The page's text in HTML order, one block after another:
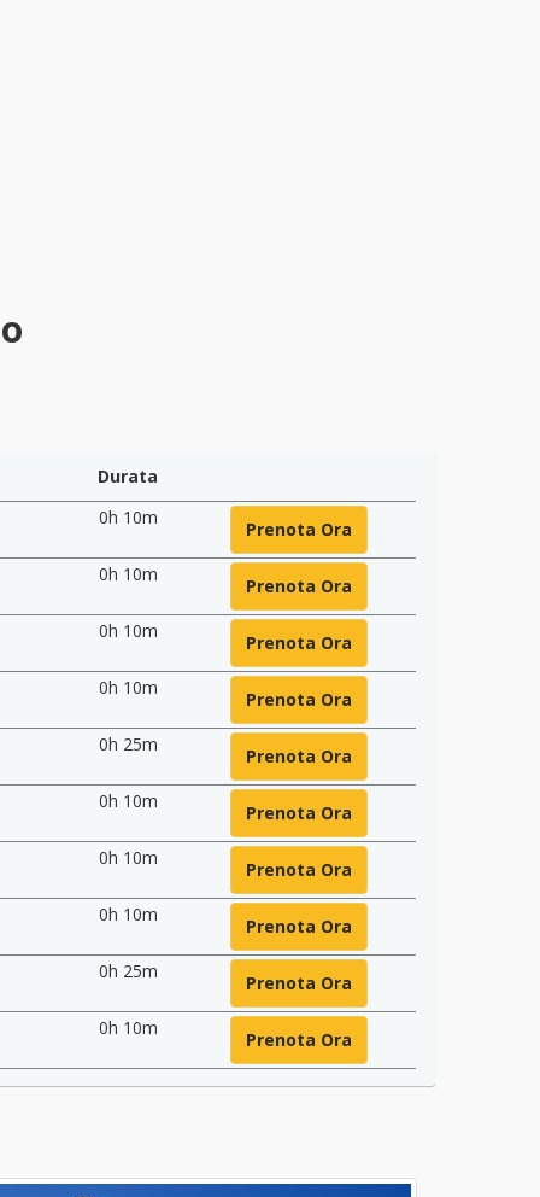
Durata
0h 10m
Prenota Ora
0h 10m
Prenota Ora
0h 10m
Prenota Ora
0h 10m
Prenota Ora
0h 25m
Prenota Ora
0h 10m
Prenota Ora
0h 10m
Prenota Ora
0h 10m
Prenota Ora
0h 25m
Prenota Ora
0h 10m
Prenota Ora